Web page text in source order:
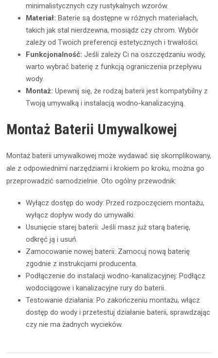
minimalistycznych czy rustykalnych wzorów.
Materiał: Baterie są dostępne w różnych materiałach,
takich jak stal nierdzewna, mosiądz czy chrom. Wybór
zależy od Twoich preferencji estetycznych i trwałości.
Funkcjonalność: Jeśli zależy Ci na oszczędzaniu wody,
warto wybrać baterię z funkcją ograniczenia przepływu
wody.
Montaż:Upewnij się, że rodzaj baterii jest kompatybilny z
Twoją umywalką i instalacją wodno-kanalizacyjną.
Montaż Baterii Umywalkowej
Montaż baterii umywalkowej może wydawać się skomplikowany,
ale z odpowiednimi narzędziami i krokiem po kroku, można go
przeprowadzić samodzielnie. Oto ogólny przewodnik:
Wyłącz dostęp do wody: Przed rozpoczęciem montażu,
wyłącz dopływ wody do umywalki.
Usunięcie starej baterii: Jeśli masz już starą baterię,
odkręć ją i usuń.
Zamocowanie nowej baterii: Zamocuj nową baterię
zgodnie z instrukcjami producenta.
Podłączenie do instalacji wodno-kanalizacyjnej: Podłącz
wodociągowe i kanalizacyjne rury do baterii.
Testowanie działania: Po zakończeniu montażu, włącz
dostęp do wody i przetestuj działanie baterii, sprawdzając
czy nie ma żadnych wycieków.